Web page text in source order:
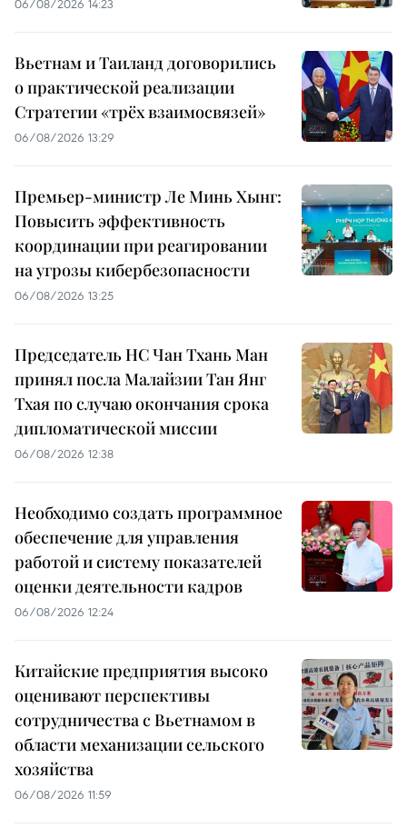
Вьетнам и Таиланд договорились
о практической реализации
Стратегии «трёх взаимосвязей»
06/08/2026 13:29
Премьер-министр Ле Минь Хынг:
Повысить эффективность
координации при реагировании
на угрозы кибербезопасности
06/08/2026 13:25
Председатель НС Чан Тхань Ман
принял посла Малайзии Тан Янг
Тхая по случаю окончания срока
дипломатической миссии
06/08/2026 12:38
Необходимо создать программное
обеспечение для управления
работой и систему показателей
оценки деятельности кадров
06/08/2026 12:24
Китайские предприятия высоко
оценивают перспективы
сотрудничества с Вьетнамом в
области механизации сельского
хозяйства
06/08/2026 11:59